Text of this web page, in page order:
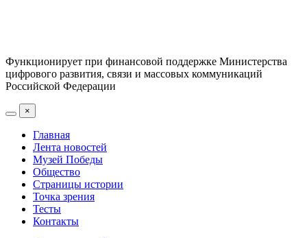
Функционирует при финансовой поддержке Министерства
цифрового развития, связи и массовых коммуникаций
Российской Федерации
×
Главная
Лента новостей
Музей Победы
Общество
Страницы истории
Точка зрения
Тесты
Контакты